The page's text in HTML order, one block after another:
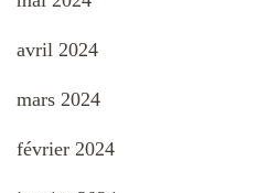
avril 2024
mars 2024
février 2024